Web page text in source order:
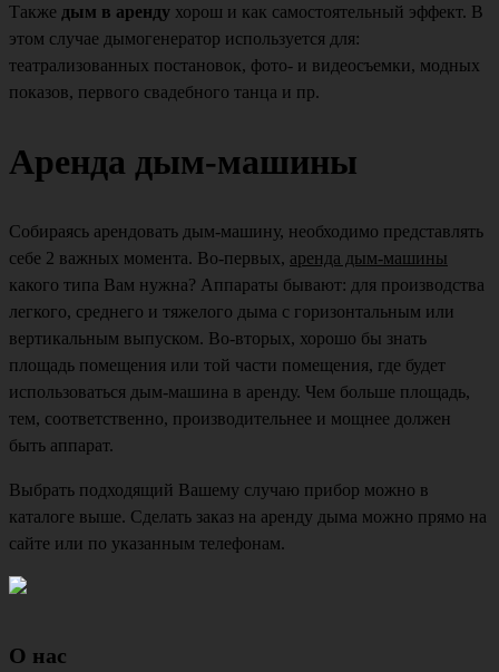
Также дым в аренду хорош и как самостоятельный эффект. В
этом случае дымогенератор используется для:
театрализованных постановок, фото- и видеосъемки, модных
показов, первого свадебного танца и пр.
Аренда дым-машины
Собираясь арендовать дым-машину, необходимо представлять
себе 2 важных момента. Во-первых, аренда дым-машины
какого типа Вам нужна? Аппараты бывают: для производства
легкого, среднего и тяжелого дыма с горизонтальным или
вертикальным выпуском. Во-вторых, хорошо бы знать
площадь помещения или той части помещения, где будет
использоваться дым-машина в аренду. Чем больше площадь,
тем, соответственно, производительнее и мощнее должен
быть аппарат.
Выбрать подходящий Вашему случаю прибор можно в
каталоге выше. Сделать заказ на аренду дыма можно прямо на
сайте или по указанным телефонам.
О нас